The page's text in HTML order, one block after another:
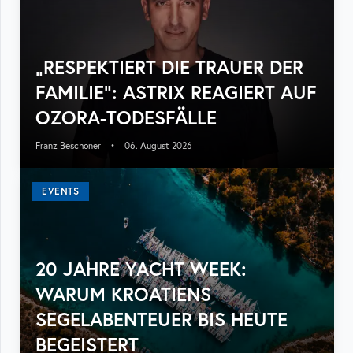
„RESPEKTIERT DIE TRAUER DER
FAMILIE“: ASTRIX REAGIERT AUF
OZORA-TODESFÄLLE
Franz Beschoner • 06. August 2026
EVENTS
20 JAHRE YACHT WEEK:
WARUM KROATIENS
SEGELABENTEUER BIS HEUTE
BEGEISTERT